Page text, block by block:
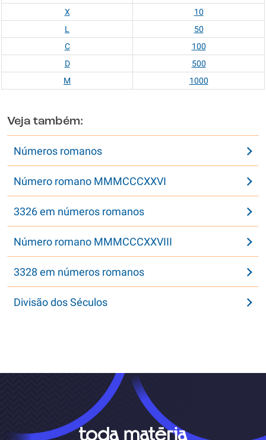
X
10
L
50
C
100
D
500
M
1000
Veja também:
Números romanos
Número romano MMMCCCXXVI
3326 em números romanos
Número romano MMMCCCXXVIII
3328 em números romanos
Divisão dos Séculos